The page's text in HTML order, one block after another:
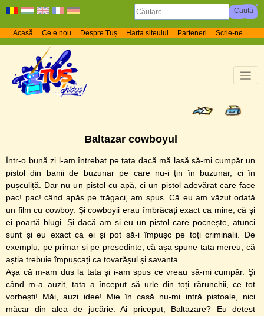
Acasă Ce e nou Despre Tuș Harta siteului Parteneri Scrie-ne
Baltazar cowboyul
Într-o bună zi l-am întrebat pe tata dacă mă lasă să-mi cumpăr un
pistol din banii de buzunar pe care nu-i țin în buzunar, ci în
pușculiță. Dar nu un pistol cu apă, ci un pistol adevărat care face
pac! pac! când apăs pe trăgaci, am spus. Că eu am văzut odată
un film cu cowboy. Și cowboyii erau îmbrăcați exact ca mine, că și
ei poartă blugi. Și dacă am și eu un pistol care pocnește, atunci
sunt și eu exact ca ei și pot să-i împușc pe toți criminalii. De
exemplu, pe primar și pe președinte, că așa spune tata mereu, că
aștia trebuie împușcați ca tovarășul și savanta.
Așa că m-am dus la tata și i-am spus ce vreau să-mi cumpăr. Și
când m-a auzit, tata a început să urle din toți rărunchii, ce tot
vorbești! Măi, auzi idee! Mie în casă nu-mi intră pistoale, nici
măcar din alea de jucărie. Ai priceput, Baltazare? Eu detest